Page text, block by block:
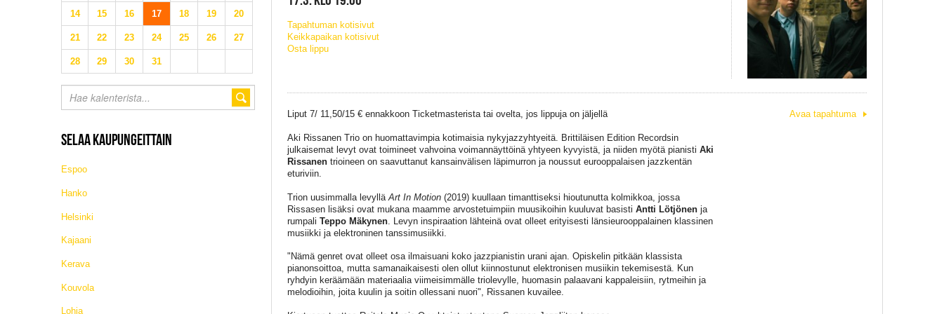
14 15 16 17 18 19 20
21 22 23 24 25 26 27
28 29 30 31
SELAA KAUPUNGEITTAIN
Espoo
Hanko
Helsinki
Kajaani
Kerava
Kouvola
Lohja
Tapahtuman kotisivut
Keikkapaikan kotisivut
Osta lippu
Liput 7/ 11,50/15 € ennakkoon Ticketmasterista tai ovelta, jos lippuja on jäljellä
Aki Rissanen Trio on huomattavimpia kotimaisia nykyjazzyhtyeitä. Brittiläisen Edition Recordsin
julkaisemat levyt ovat toimineet vahvoina voimannäyttöinä yhtyeen kyvyistä, ja niiden myötä pianisti Aki
Rissanentrioineen on saavuttanut kansainvälisen läpimurron ja noussut eurooppalaisen jazzkentän
eturiviin.
Trion uusimmalla levyllä Art In Motion(2019) kuullaan timanttiseksi hioutunutta kolmikkoa, jossa
Rissasen lisäksi ovat mukana maamme arvostetuimpiin muusikoihin kuuluvat basisti Antti Lötjönenja
rumpali Teppo Mäkynen. Levyn inspiraation lähteinä ovat olleet erityisesti länsieurooppalainen klassinen
musiikki ja elektroninen tanssimusiikki.
"Nämä genret ovat olleet osa ilmaisuani koko jazzpianistin urani ajan. Opiskelin pitkään klassista
pianonsoittoa, mutta samanaikaisesti olen ollut kiinnostunut elektronisen musiikin tekemisestä. Kun
ryhdyin keräämään materiaalia viimeisimmälle triolevylle, huomasin palaavani kappaleisiin, rytmeihin ja
melodioihin, joita kuulin ja soitin ollessani nuori", Rissanen kuvailee.
Avaa tapahtuma